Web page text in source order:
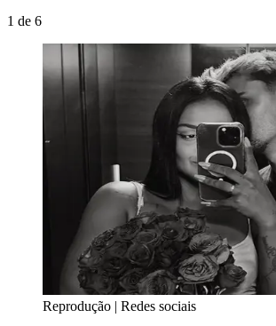
1 de 6
Reprodução | Redes sociais